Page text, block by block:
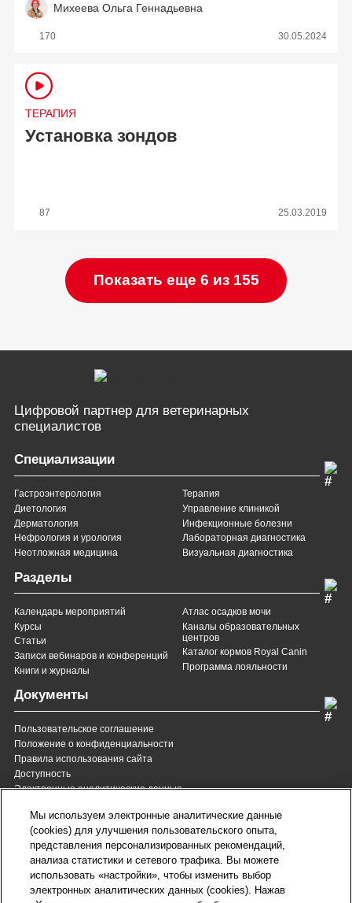
Михеева Ольга Геннадьевна
170 30.05.2024
ТЕРАПИЯ
Установка зондов
87 25.03.2019
Показать еще 6 из 155
Цифровой партнер для ветеринарных
специалистов
Специализации
Гастроэнтерология
Диетология
Дерматология
Нефрология и урология
Неотложная медицина
Терапия
Управление клиникой
Инфекционные болезни
Лабораторная диагностика
Визуальная диагностика
Разделы
Календарь мероприятий
Курсы
Статьи
Записи вебинаров и конференций
Книги и журналы
Атлас осадков мочи
Каналы образовательных
центров
Каталог кормов Royal Canin
Программа лояльности
Документы
Пользовательское соглашение
Положение о конфиденциальности
Правила использования сайта
Доступность
Электронные аналитические данные
8 (800) 200-37-35
Служба Заботы для России
звонок бесплатный для
всех регионов России
8 (820) 007-137-35
Служба Заботы для
Республики Беларусь
contact@royalcanin.ru
Техническая поддержка
Мы используем электронные аналитические данные
(cookies) для улучшения пользовательского опыта,
представления персонализированных рекомендаций,
анализа статистики и сетевого трафика. Вы можете
использовать «настройки», чтобы изменить выбор
электронных аналитических данных (cookies). Нажав